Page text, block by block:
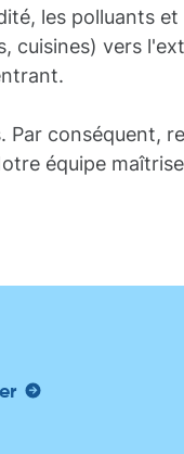
les polluants et
cuisines) vers
conséquent,
équipe